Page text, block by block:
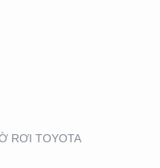
RƠI TOYOTA